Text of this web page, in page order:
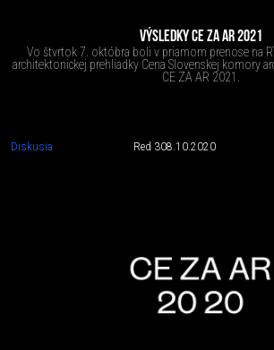
VÝSLEDKY CE ZA AR 2021
Vo štvrtok 7. októbra boli v priamom prenose na
architektonickej prehliadky Cena Slovenskej komory
CE ZA AR 2021.
Diskusia Red 308.10.2020